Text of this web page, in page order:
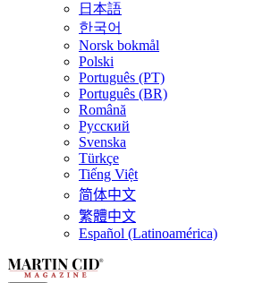
日本語
한국어
Norsk bokmål
Polski
Português (PT)
Português (BR)
Română
Русский
Svenska
Türkçe
Tiếng Việt
简体中文
繁體中文
Español (Latinoamérica)